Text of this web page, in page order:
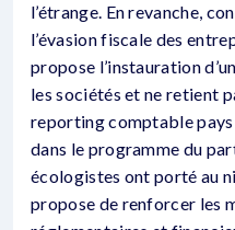
l’étrange. En revanche,
l’évasion fiscale des
propose l’instauration
les sociétés et ne retient
reporting comptable
dans le programme du
écologistes ont porté au
propose de renforcer les